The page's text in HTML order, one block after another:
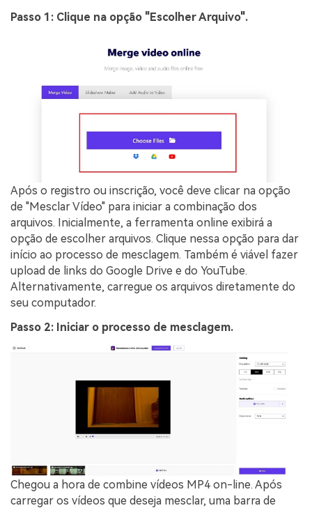
Passo 1: Clique na opção "Escolher Arquivo".
Após o registro ou inscrição, você deve clicar na opção
de "Mesclar Vídeo" para iniciar a combinação dos
arquivos. Inicialmente, a ferramenta online exibirá a
opção de escolher arquivos. Clique nessa opção para dar
início ao processo de mesclagem. Também é viável fazer
upload de links do Google Drive e do YouTube.
Alternativamente, carregue os arquivos diretamente do
seu computador.
Passo 2: Iniciar o processo de mesclagem.
Chegou a hora de combine vídeos MP4 on-line. Após
carregar os vídeos que deseja mesclar, uma barra de